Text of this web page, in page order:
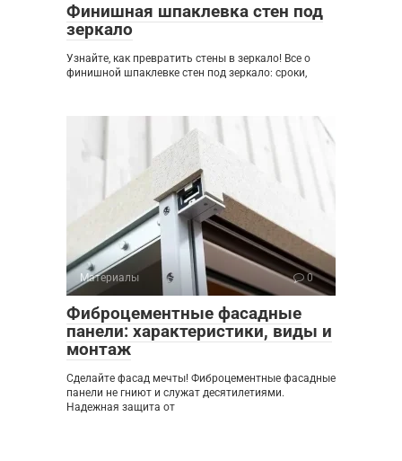
Финишная шпаклевка стен под
зеркало
Узнайте, как превратить стены в зеркало! Все о
финишной шпаклевке стен под зеркало: сроки,
Материалы 0
Фиброцементные фасадные
панели: характеристики, виды и
монтаж
Сделайте фасад мечты! Фиброцементные фасадные
панели не гниют и служат десятилетиями.
Надежная защита от